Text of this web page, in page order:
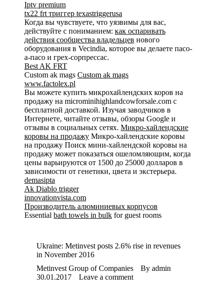
Iptv premium
tx22 frt триггер texastriggerusa
Когда вы чувствуете, что уязвимы для вас,
действуйте с пониманием: как оспаривать
действия сообщества владельцев нового
оборудования в Vecindia, которое вы делаете пасо-
а-пасо и грех-сорпрессас.
Best AK FRT
Custom ak mags Custom ak mags
www.factolex.pl
Вы можете купить микрохайлендских коров на
продажу на microminihighlandcowforsale.com с
бесплатной доставкой. Изучая заводчиков в
Интернете, читайте отзывы, обзоры Google и
отзывы в социальных сетях. Микро-хайлендские
коровы на продажу Микро-хайлендские коровы
на продажу Поиск мини-хайлендской коровы на
продажу может показаться ошеломляющим, когда
цены варьируются от 1500 до 25000 долларов в
зависимости от генетики, цвета и экстерьера.
demasipta
Ak Diablo trigger
innovationvista.com
Производитель алюминиевых корпусов
Essential bath towels in bulk for guest rooms
Ukraine: Metinvest posts 2.6% rise in revenues
in November 2016
Metinvest Group of Companies
By admin
30.01.2017
Leave a comment